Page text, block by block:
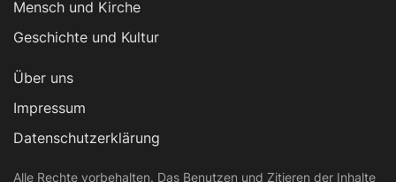
Mensch und Kirche
Geschichte und Kultur
Über uns
Impressum
Datenschutzerklärung
Alle Rechte vorbehalten. Das Benutzen und Zitieren der Inhalte